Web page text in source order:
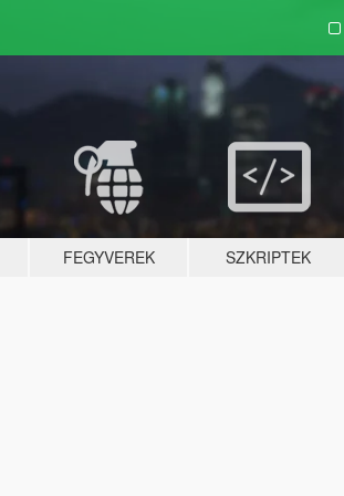
FEGYVEREK SZKRIPTEK